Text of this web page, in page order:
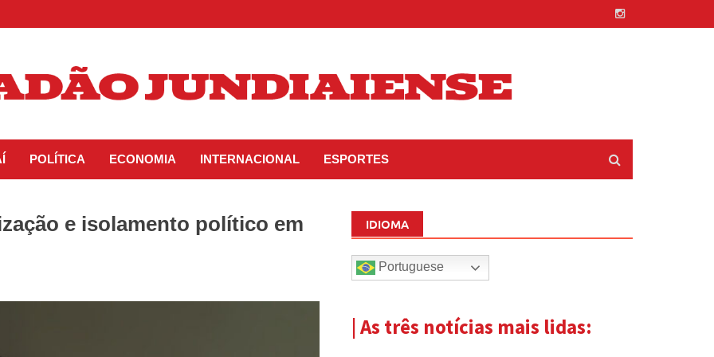
POLÍTICA ECONOMIA INTERNACIONAL ESPORTES
e isolamento político em
IDIOMA
Portuguese
| As três notícias mais lidas: